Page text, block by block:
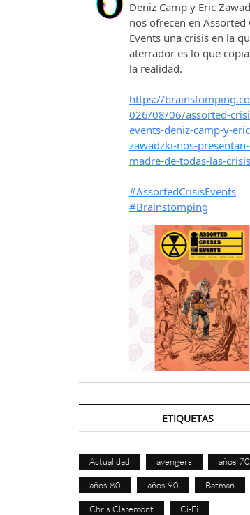
ETIQUETAS
Actualidad avengers años 70
años 80 años 90 Batman
Chris Claremont Ci-Fi